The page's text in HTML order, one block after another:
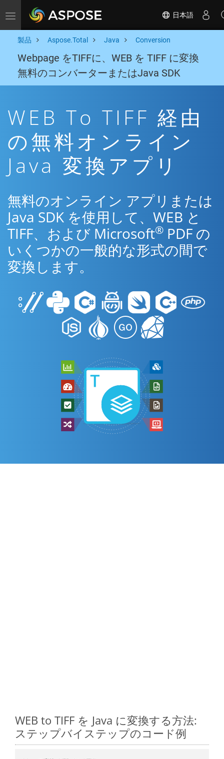
Toggle navigation 日本語
製品 Aspose.Total Java Conversion
Webpage をTIFFに、WEB を TIFF に変換
無料のコンバーターまたはJava SDK
WEB To TIFF 経由
の無料オンライン
Java 変換アプリ
無料のオンライン アプリまたは
Java SDK を使用して、WEB と
TIFF、および Microsoft® PDF の
いくつかの一般的な形式の間で
変換します。
WEB to TIFF を Java に変換する方法:
ステップバイステップのコード例